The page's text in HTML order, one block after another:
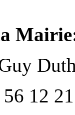
12 21